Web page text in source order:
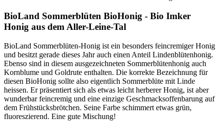
BioLand Sommerblüten BioHonig - Bio Imker
Honig aus dem Aller-Leine-Tal
BioLand Sommerblüten-Honig ist ein besonders feincremiger Honig
und besitzt gerade dieses Jahr auch einen Anteil Lindenblütenhonig.
Ebenso sind in diesem ausgezeichneten Sommerblütenhonig auch
Kornblume und Goldrute enthalten. Die korrekte Bezeichnung für
diesen BioHonig sollte also eigentlich Sommerblüte mit Linde
heissen. Er präsentiert sich als etwas leicht herberer Honig, ist aber
wunderbar feincremig und eine einzige Geschmacksoffenbarung auf
dem Frühstücksbrötchen. Seine Farbe schimmert etwas grün,
fluoreszierend. Eine gute Mischung!